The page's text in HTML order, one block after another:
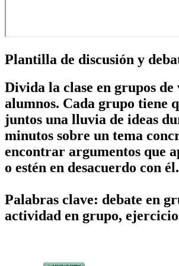
Plantilla de discusión y
Divida la clase en grupos de
alumnos. Cada grupo tiene
juntos una lluvia de ideas
minutos sobre un tema
encontrar argumentos que
o estén en desacuerdo con él.
Palabras clave: debate en
actividad en grupo,